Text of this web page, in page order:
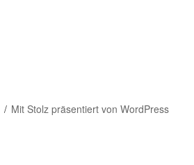
Mit Stolz präsentiert von WordPress